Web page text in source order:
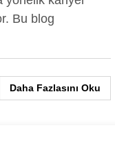
Bu blog
Daha Fazlasını Oku